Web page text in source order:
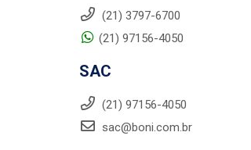
(21) 3797-6700
(21) 97156-4050
SAC
(21) 97156-4050
sac@boni.com.br